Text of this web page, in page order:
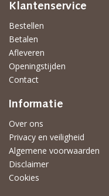
Klantenservice
Bestellen
Betalen
Afleveren
Openingstijden
Contact
Informatie
Over ons
Privacy en veiligheid
Algemene voorwaarden
Disclaimer
Cookies